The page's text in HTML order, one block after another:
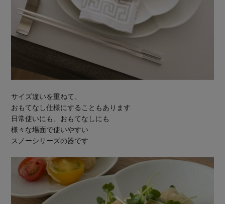
サイズ違いを重ねて、
おもてなし仕様にすることもあります
日常使いにも、おもてなしにも
様々な場面で使いやすい
スノーシリーズの器です